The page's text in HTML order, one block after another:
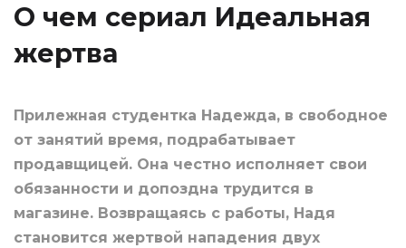
О чем сериал Идеальная
жертва
Прилежная студентка Надежда, в свободное
от занятий время, подрабатывает
продавщицей. Она честно исполняет свои
обязанности и допоздна трудится в
магазине. Возвращаясь с работы, Надя
становится жертвой нападения двух